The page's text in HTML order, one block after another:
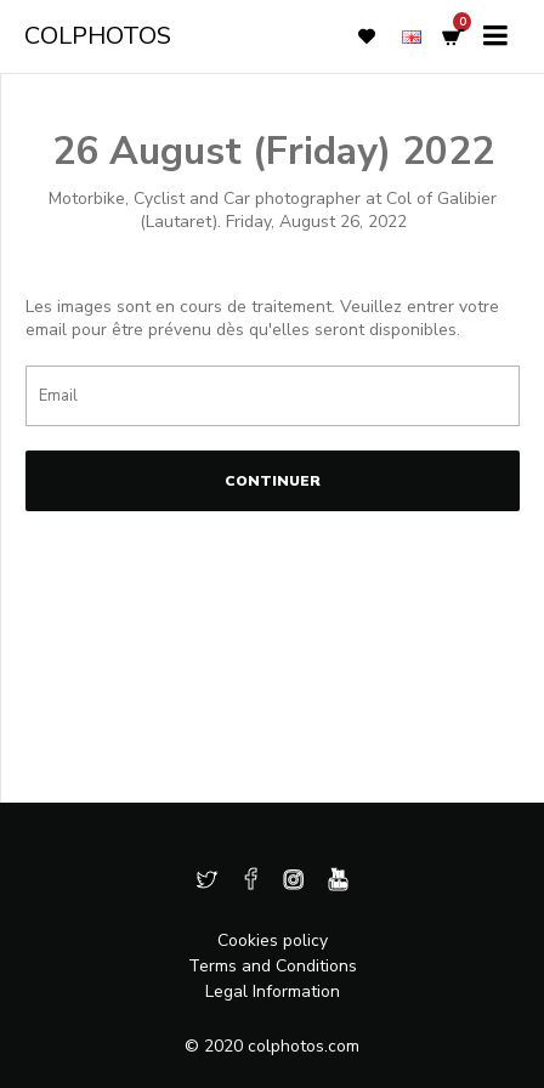
COLPHOTOS 0
26 August (Friday) 2022
Motorbike, Cyclist and Car photographer at Col of Galibier
(Lautaret). Friday, August 26, 2022
Les images sont en cours de traitement. Veuillez entrer votre
email pour être prévenu dès qu'elles seront disponibles.
CONTINUER
Cookies policy
Terms and Conditions
Legal Information
© 2020 colphotos.com